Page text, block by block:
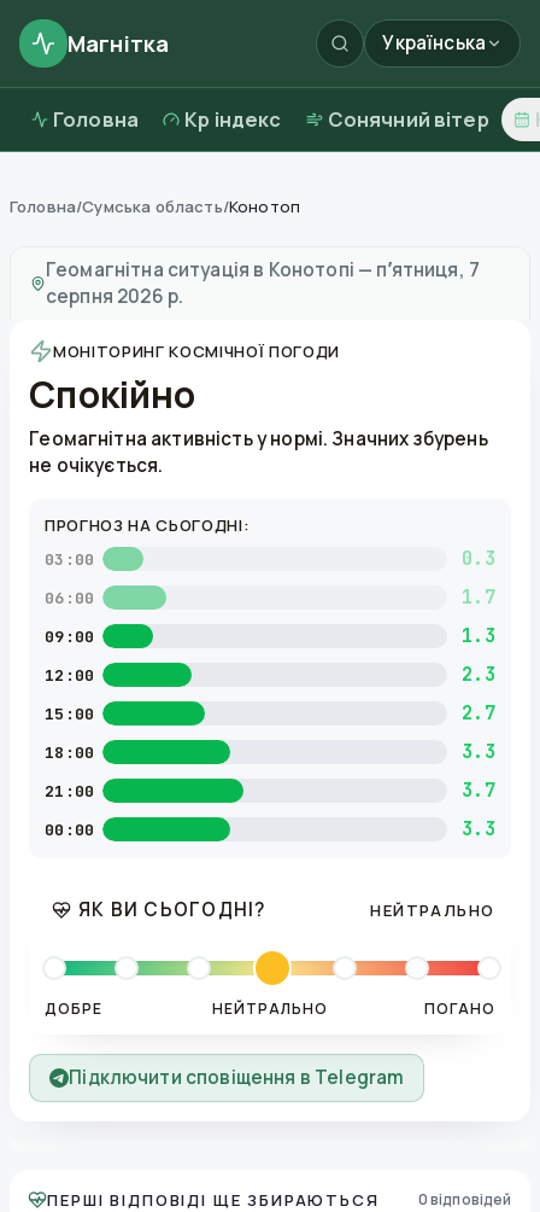
Магнітка Українська
Головна Kp індекс Сонячний вітер
Головна/Сумська область/Конотоп
Геомагнітна ситуація в Конотопі — пʼятниця, 7
серпня 2026 р.
МОНІТОРИНГ КОСМІЧНОЇ ПОГОДИ
Спокійно
Геомагнітна активність у нормі. Значних збурень
не очікується.
ПРОГНОЗ НА СЬОГОДНІ:
03:00 0.3
06:00 1.7
09:00 1.3
12:00 2.3
15:00 2.7
18:00 3.3
21:00 3.7
00:00 3.3
ЯК ВИ СЬОГОДНІ? НЕЙТРАЛЬНО
ДОБРЕ НЕЙТРАЛЬНО ПОГАНО
Підключити сповіщення в Telegram
ПЕРШІ ВІДПОВІДІ ЩЕ ЗБИРАЮТЬСЯ 0 відповідей